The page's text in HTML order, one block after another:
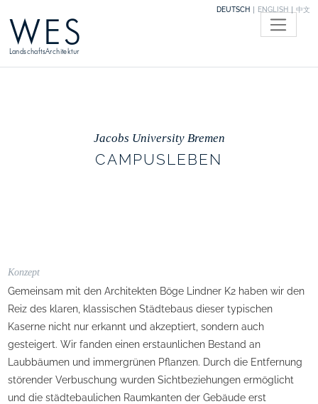
DEUTSCH ENGLISH 中文
WES
LandschaftsArchitektur
Jacobs University Bremen
CAMPUSLEBEN
Konzept
Gemeinsam mit den Architekten Böge Lindner K2 haben wir den
Reiz des klaren, klassischen Städtebaus dieser typischen
Kaserne nicht nur erkannt und akzeptiert, sondern auch
gesteigert. Wir fanden einen erstaunlichen Bestand an
Laubbäumen und immergrünen Pflanzen. Durch die Entfernung
störender Verbuschung wurden Sichtbeziehungen ermöglicht
und die städtebaulichen Raumkanten der Gebäude erst